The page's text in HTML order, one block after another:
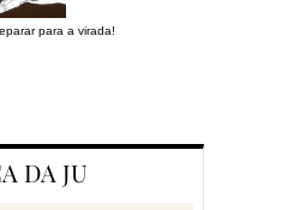
para a virada!
DA JU